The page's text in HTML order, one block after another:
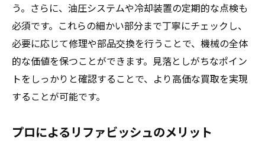
う。さらに、油圧システムや冷却装置の定期的な点検も
必須です。これらの細かい部分まで丁寧にチェックし、
必要に応じて修理や部品交換を行うことで、機械の全体
的な価値を保つことができます。見落としがちなポイン
トをしっかりと確認することで、より高価な買取を実現
することが可能です。
プロによるリファビッシュのメリット